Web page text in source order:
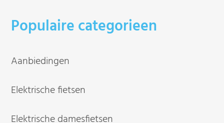
Populaire categorieen
Aanbiedingen
Elektrische fietsen
Elektrische damesfietsen